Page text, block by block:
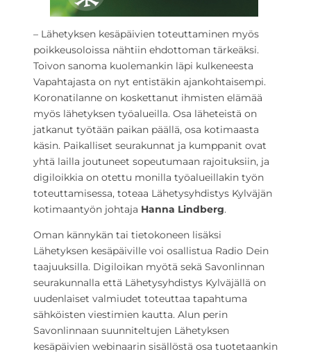
– Lähetyksen kesäpäivien toteuttaminen myös
poikkeusoloissa nähtiin ehdottoman tärkeäksi.
Toivon sanoma kuolemankin läpi kulkeneesta
Vapahtajasta on nyt entistäkin ajankohtaisempi.
Koronatilanne on koskettanut ihmisten elämää
myös lähetyksen työalueilla. Osa läheteistä on
jatkanut työtään paikan päällä, osa kotimaasta
käsin. Paikalliset seurakunnat ja kumppanit ovat
yhtä lailla joutuneet sopeutumaan rajoituksiin, ja
digiloikkia on otettu monilla työalueillakin työn
toteuttamisessa, toteaa Lähetysyhdistys Kylväjän
kotimaantyön johtaja Hanna Lindberg.
Oman kännykän tai tietokoneen lisäksi
Lähetyksen kesäpäiville voi osallistua Radio Dein
taajuuksilla. Digiloikan myötä sekä Savonlinnan
seurakunnalla että Lähetysyhdistys Kylväjällä on
uudenlaiset valmiudet toteuttaa tapahtuma
sähköisten viestimien kautta. Alun perin
Savonlinnaan suunniteltujen Lähetyksen
kesäpäivien webinaarin sisällöstä osa tuotetaankin